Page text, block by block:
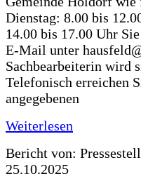
Dienstag: 8.00 bis
14.00 bis 17.00 Uhr
E-Mail unter
Sachbearbeiterin wird
Telefonisch erreichen
angegebenen
Weiterlesen
Bericht von:
25.10.2025